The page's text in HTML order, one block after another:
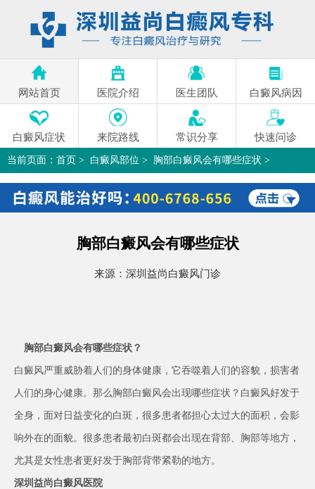
网站首页 医院介绍 医生团队 白癜风病因
白癜风症状 来院路线 常识分享 快速问诊
当前页面： 首页 > 白癜风部位 > 胸部白癜风会有哪些症状 >
胸部白癜风会有哪些症状
来源： 深圳益尚白癜风门诊
胸部白癜风会有哪些症状？
白癜风严重威胁着人们的身体健康，它吞噬着人们的容貌，损害者
人们的身心健康。那么胸部白癜风会出现哪些症状？白癜风好发于
全身，面对日益变化的白斑，很多患者都担心太过大的面积，会影
响外在的面貌。很多患者最初白斑都会出现在背部、胸部等地方，
尤其是女性患者更好发于胸部背带紧勒的地方。
深圳益尚白癜风医院